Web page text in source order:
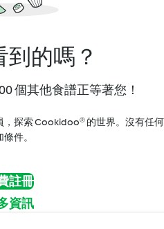
的嗎？
個其他食譜正等著您！
，探索 Cookidoo® 的世界。沒有任何
條件。
註冊
資訊